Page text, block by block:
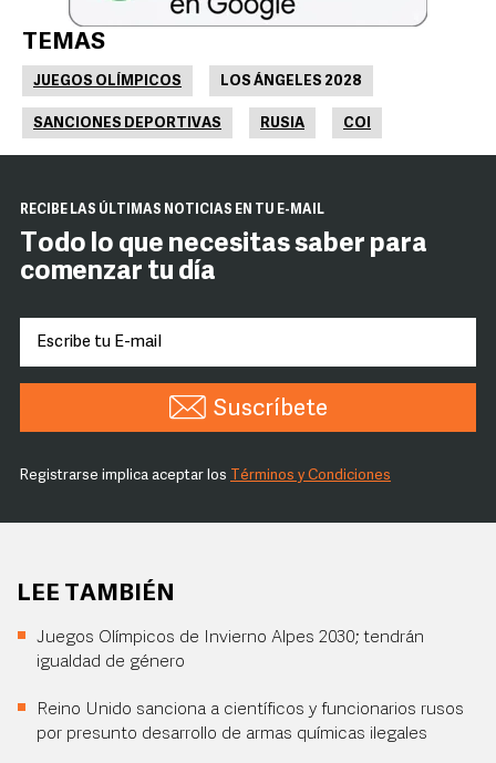
TEMAS
JUEGOS OLÍMPICOS LOS ÁNGELES 2028
SANCIONES DEPORTIVAS RUSIA COI
RECIBE LAS ÚLTIMAS NOTICIAS EN TU E-MAIL
Todo lo que necesitas saber para
comenzar tu día
Suscríbete
Registrarse implica aceptar los Términos y Condiciones
LEE TAMBIÉN
Juegos Olímpicos de Invierno Alpes 2030; tendrán
igualdad de género
Reino Unido sanciona a científicos y funcionarios rusos
por presunto desarrollo de armas químicas ilegales